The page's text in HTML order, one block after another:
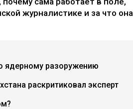
журналистике и за что она
ядерному разоружению
раскритиковал эксперт